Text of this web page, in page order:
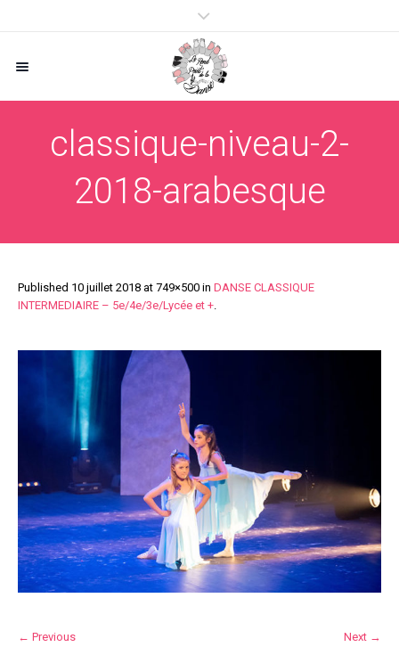
classique-niveau-2-
2018-arabesque
Published 10 juillet 2018 at 749×500 in DANSE CLASSIQUE
INTERMEDIAIRE – 5e/4e/3e/Lycée et +.
← Previous Next →